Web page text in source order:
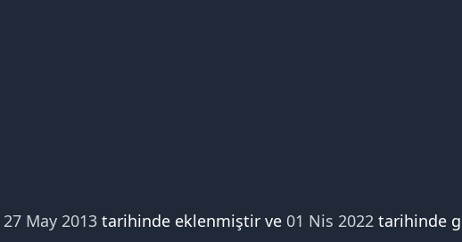
27 May 2013 tarihinde eklenmiştir ve 01 Nis 2022 tarihinde